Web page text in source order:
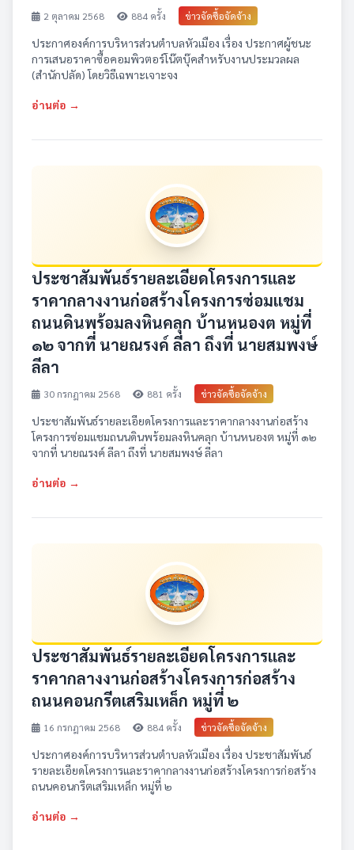
2 ตุลาคม 2568 884 ครั้ง ข่าวจัดซื้อจัดจ้าง
ประกาศองค์การบริหารส่วนตำบลหัวเมือง เรื่อง ประกาศผู้ชนะ
การเสนอราคาซื้อคอมพิวตอร์โน๊ตบุ๊คสำหรับงานประมวลผล
(สำนักปลัด) โดยวิธีเฉพาะเจาะจง
อ่านต่อ →
ประชาสัมพันธ์รายละเอียดโครงการและ
ราคากลางงานก่อสร้างโครงการซ่อมแชม
ถนนดินพร้อมลงหินคลุก บ้านหนองต หมู่ที่
๑๒ จากที่ นายณรงค์ ลีลา ถึงที่ นายสมพงษ์
ลีลา
30 กรกฎาคม 2568 881 ครั้ง ข่าวจัดซื้อจัดจ้าง
ประชาสัมพันธ์รายละเอียดโครงการและราคากลางงานก่อสร้าง
โครงการซ่อมแชมถนนดินพร้อมลงหินคลุก บ้านหนองต หมู่ที่ ๑๒
จากที่ นายณรงค์ ลีลา ถึงที่ นายสมพงษ์ ลีลา
อ่านต่อ →
ประชาสัมพันธ์รายละเอียดโครงการและ
ราคากลางงานก่อสร้างโครงการก่อสร้าง
ถนนคอนกรีตเสริมเหล็ก หมู่ที่ ๒
16 กรกฎาคม 2568 884 ครั้ง ข่าวจัดซื้อจัดจ้าง
ประกาศองค์การบริหารส่วนตำบลหัวเมือง เรื่อง ประชาสัมพันธ์
รายละเอียดโครงการและราคากลางงานก่อสร้างโครงการก่อสร้าง
ถนนคอนกรีตเสริมเหล็ก หมู่ที่ ๒
อ่านต่อ →